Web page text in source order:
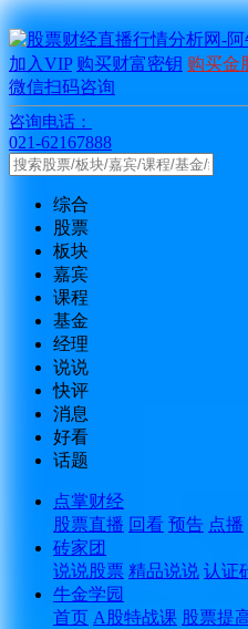
加入VIP 购买财富密钥 购买金
微信扫码咨询
咨询电话：
021-62167888
综合
股票
板块
嘉宾
课程
基金
经理
说说
快评
消息
好看
话题
点掌财经
股票直播 回看 预告 点播
砖家团
说说股票 精品说说 认证
牛金学园
首页 A股特战课 股票提